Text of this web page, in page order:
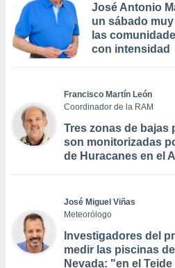
José Antonio
un sábado
las
con intensidad
Francisco Martín León
Coordinador de la RAM
Tres zonas de bajas
son monitorizadas
de Huracanes en el
José Miguel Viñas
Meteorólogo
Investigadores del
medir las piscinas
Nevada: "en el